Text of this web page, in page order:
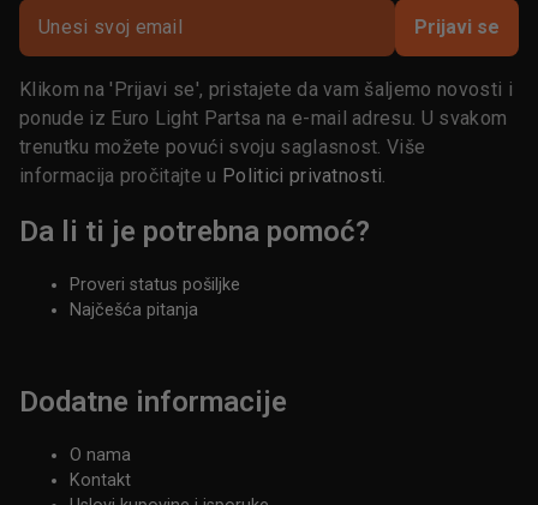
Prijavi se
Klikom na 'Prijavi se', pristajete da vam šaljemo novosti i
ponude iz Euro Light Partsa na e-mail adresu. U svakom
trenutku možete povući svoju saglasnost. Više
informacija pročitajte u Politici privatnosti
Da li ti je potrebna pomoć?
Proveri status pošiljke
Najčešća pitanja
Dodatne informacije
O nama
Kontakt